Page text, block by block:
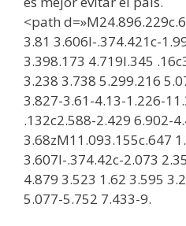
<path
3.81 3.606l-.374.421c-
3.398.173 4.719l.345
3.238 3.738 5.299.216
3.827-3.61-4.13-1.226-
.132c2.588-2.429 6.902-
3.68zM11.093.155c.647
3.607l-.374.42c-2.073
4.879 3.523 1.62 3.595
5.077-5.752 7.433-9.